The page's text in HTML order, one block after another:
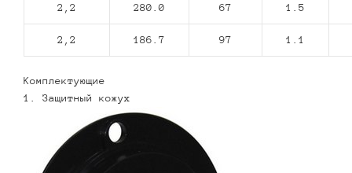
2,2 280.0 67 1.5
2,2 186.7 97 1.1
Комплектующие
1. Защитный кожух